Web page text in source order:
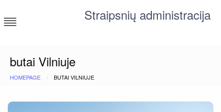
to
content
Straipsnių administracija
butai Vilniuje
HOMEPAGE BUTAI VILNIUJE